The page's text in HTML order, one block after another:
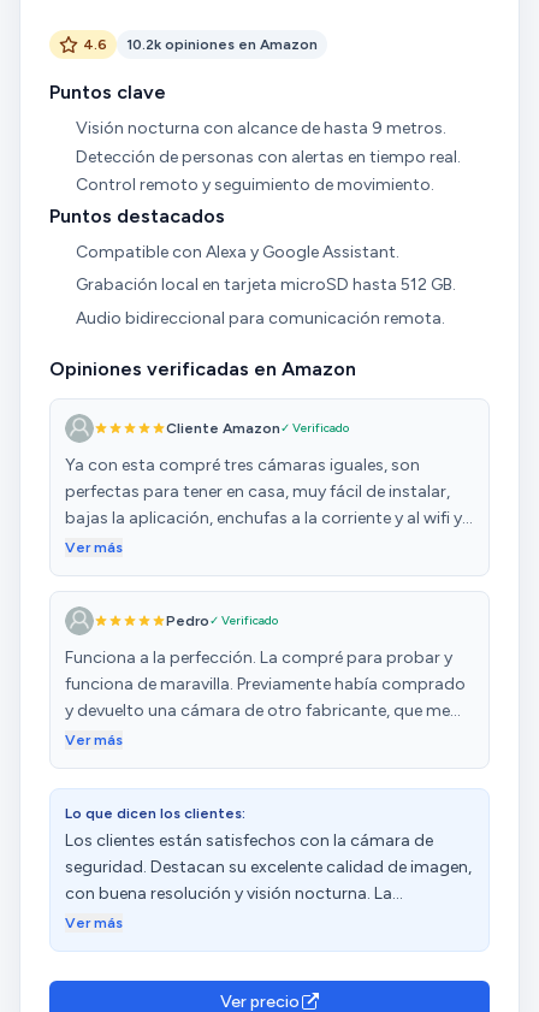
4.6 10.2k opiniones en Amazon
Puntos clave
Visión nocturna con alcance de hasta 9 metros.
Detección de personas con alertas en tiempo real.
Control remoto y seguimiento de movimiento.
Puntos destacados
Compatible con Alexa y Google Assistant.
Grabación local en tarjeta microSD hasta 512 GB.
Audio bidireccional para comunicación remota.
Opiniones verificadas en Amazon
Cliente Amazon✓ Verificado
Ya con esta compré tres cámaras iguales, son
perfectas para tener en casa, muy fácil de instalar,
bajas la aplicación, enchufas a la corriente y al wifi y
ya lo controlas todo desde el móvil, tiene visión
casa se conectas modo alarma, detector de
movimientos y si detecta algún movimiento en la
zona te salta una alarma al móvil y solo tienes que
entrar y ver qué pasa, muy recomendable y perfecta
relación calidad precio.
Ver más
Pedro✓ Verificado
Funciona a la perfección. La compré para probar y
funciona de maravilla. Previamente había comprado
y devuelto una cámara de otro fabricante, que me
daba muchos fallos por falsa detección de
La he incluido en mi sistema de alarma y se integra
sin problemas. Totalmente recomendable y a un
precio imbatible.
Ver más
Lo que dicen los clientes:
Los clientes están satisfechos con la cámara de
seguridad. Destacan su excelente calidad de imagen,
con buena resolución y visión nocturna. La
consideran una excelente opción en términos de
la detección de movimiento y la detección
Ver más
Ver precio